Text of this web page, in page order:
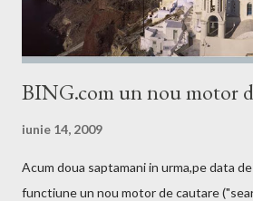
BING.com un nou motor
iunie 14, 2009
Acum doua saptamani in urma,pe data
functiune un nou motor de cautare